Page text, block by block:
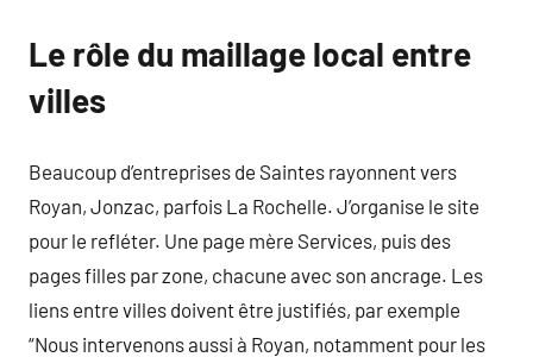
Le rôle du maillage local entre
villes
Beaucoup d’entreprises de Saintes rayonnent vers
Royan, Jonzac, parfois La Rochelle. J’organise le site
pour le refléter. Une page mère Services, puis des
pages filles par zone, chacune avec son ancrage. Les
liens entre villes doivent être justifiés, par exemple
“Nous intervenons aussi à Royan, notamment pour les